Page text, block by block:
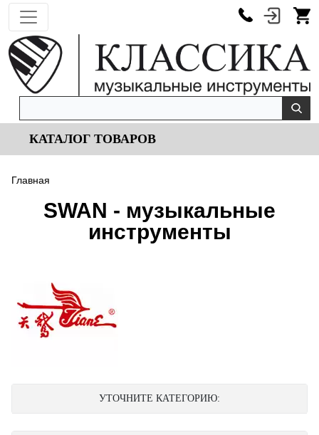
КАТАЛОГ ТОВАРОВ
Главная
SWAN - музыкальные
инструменты
УТОЧНИТЕ КАТЕГОРИЮ: